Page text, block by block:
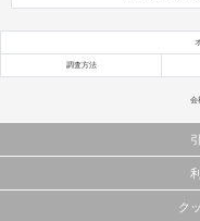
調査方法
会
当サイトで公開されている情報（文
これらの情報を権利者の許可なく無
当サイトに掲載している内容はすべク